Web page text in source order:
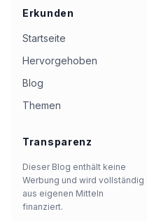
Erkunden
Startseite
Hervorgehoben
Blog
Themen
Transparenz
Dieser Blog enthält keine
Werbung und wird vollständig
aus eigenen Mitteln
finanziert.